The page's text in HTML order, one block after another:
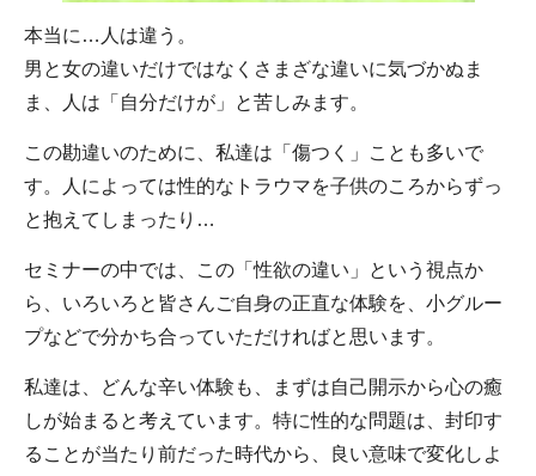
本当に…人は違う。
男と女の違いだけではなくさまざな違いに気づかぬま
ま、人は「自分だけが」と苦しみます。
この勘違いのために、私達は「傷つく」ことも多いで
す。人によっては性的なトラウマを子供のころからずっ
と抱えてしまったり…
セミナーの中では、この「性欲の違い」という視点か
ら、いろいろと皆さんご自身の正直な体験を、小グルー
プなどで分かち合っていただければと思います。
私達は、どんな辛い体験も、まずは自己開示から心の癒
しが始まると考えています。特に性的な問題は、封印す
ることが当たり前だった時代から、良い意味で変化しよ